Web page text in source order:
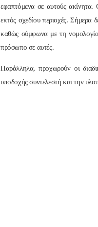
εφαπτόμενα σε αυτούς
εκτός σχεδίου περιοχές. Σήμερα
καθώς σύμφωνα με τη νομολογία
πρόσωπο σε αυτές.
Παράλληλα, προχωρούν οι
υποδοχής συντελεστή και την